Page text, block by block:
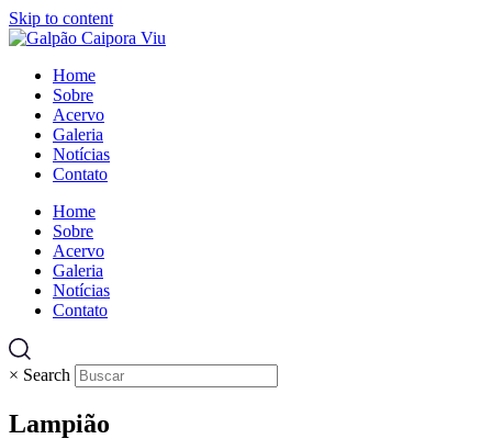
Skip to content
Home
Sobre
Acervo
Galeria
Notícias
Contato
Home
Sobre
Acervo
Galeria
Notícias
Contato
× Search
Lampião